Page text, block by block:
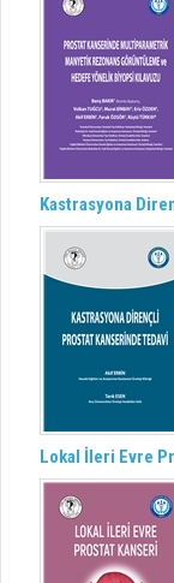
Kastrasyona
Lokal İleri Evre